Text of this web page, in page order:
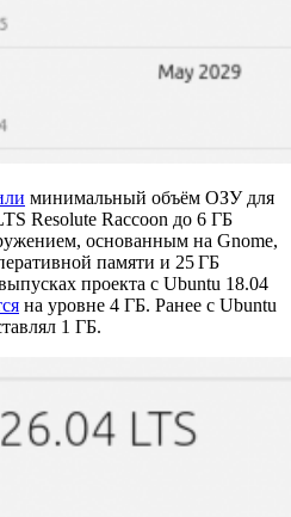
минимальный объём ОЗУ для
Resolute Raccoon до 6 ГБ
основанным на Gnome,
памяти и 25 ГБ
проекта с Ubuntu 18.04
на уровне 4 ГБ. Ранее с Ubuntu
1 ГБ.